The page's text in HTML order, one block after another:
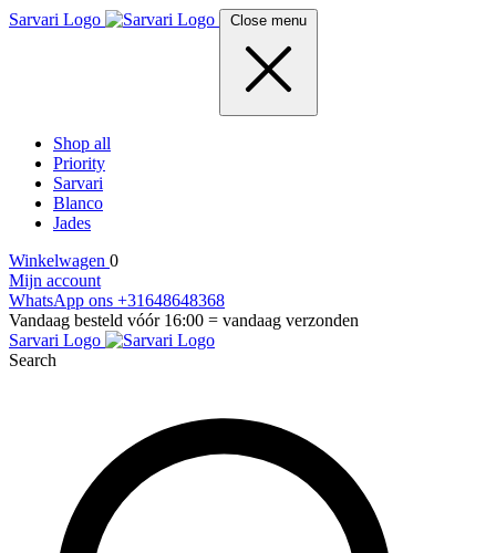
Sarvari Logo Close menu
Shop all
Priority
Sarvari
Blanco
Jades
Winkelwagen 0
Mijn account
WhatsApp ons +31648648368
Vandaag besteld vóór 16:00 = vandaag verzonden
Sarvari Logo
Search